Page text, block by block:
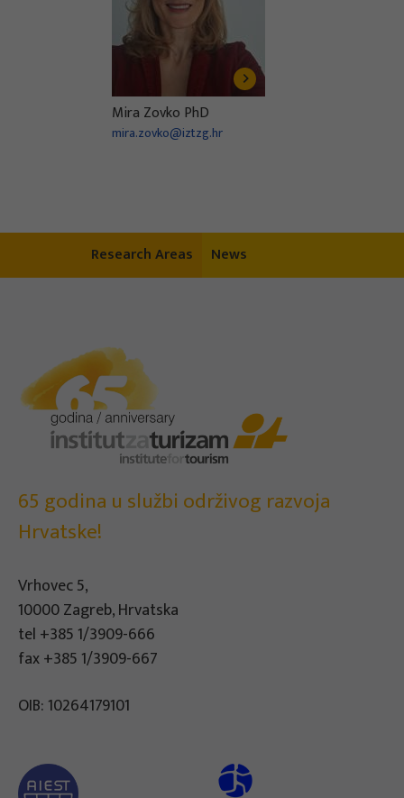
Mira Zovko PhD
mira.zovko@iztzg.hr
Research Areas News
65 godina u službi održivog razvoja
Hrvatske!
Vrhovec 5,
10000 Zagreb, Hrvatska
tel +385 1/3909-666
fax +385 1/3909-667
OIB: 10264179101